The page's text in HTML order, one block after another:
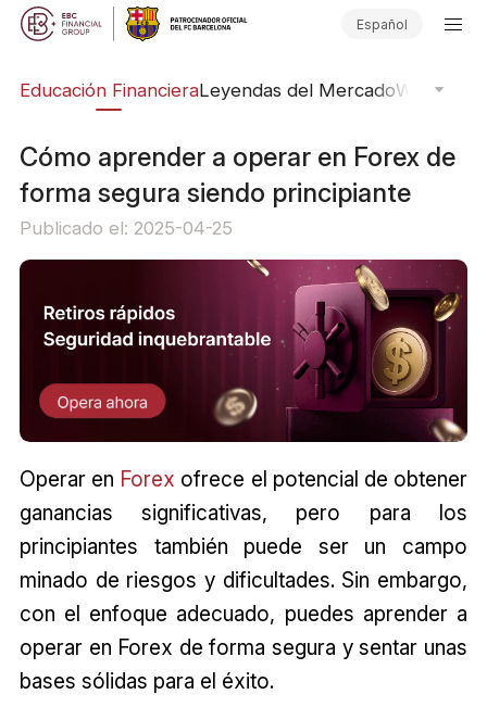
Español
Educación FinancieraLeyendas del MercadoWebinars
Cómo aprender a operar en Forex de
forma segura siendo principiante
Publicado el: 2025-04-25
Operar en Forex ofrece el potencial de obtener
ganancias significativas, pero para los
principiantes también puede ser un campo
minado de riesgos y dificultades. Sin embargo,
con el enfoque adecuado, puedes aprender a
operar en Forex de forma segura y sentar unas
bases sólidas para el éxito.